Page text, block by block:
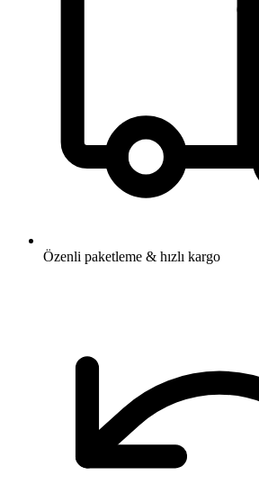
Özenli paketleme & hızlı kargo